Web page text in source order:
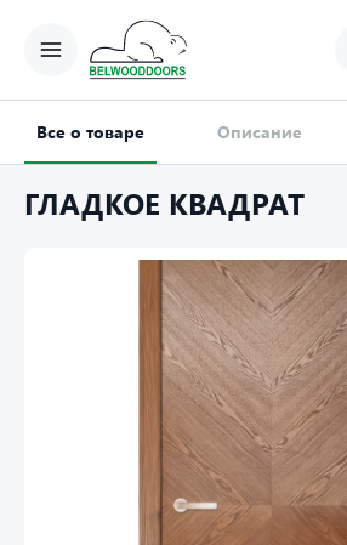
Все о товаре Описание
ГЛАДКОЕ КВАДРАТ